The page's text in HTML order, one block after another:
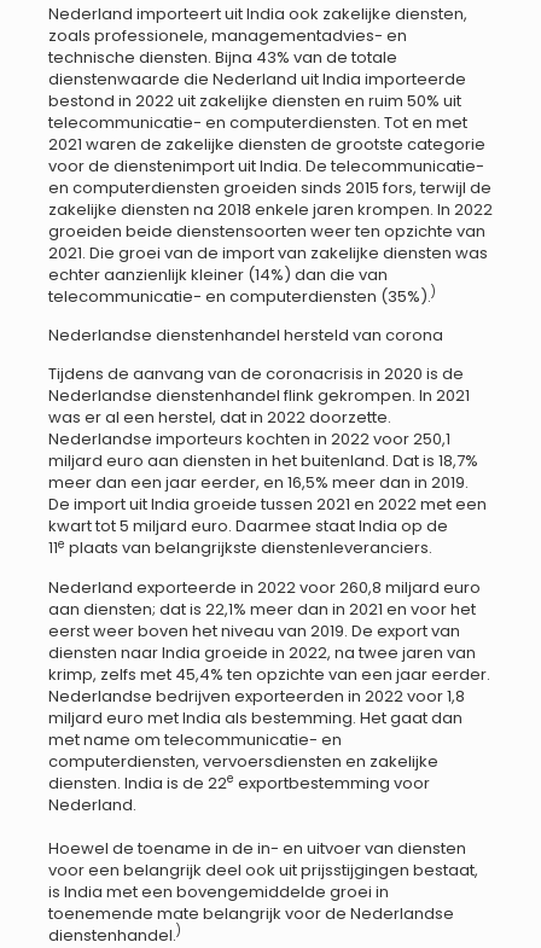
Nederland importeert uit India ook zakelijke diensten,
zoals professionele, managementadvies- en
technische diensten. Bijna 43% van de totale
dienstenwaarde die Nederland uit India importeerde
bestond in 2022 uit zakelijke diensten en ruim 50% uit
telecommunicatie- en computerdiensten. Tot en met
2021 waren de zakelijke diensten de grootste categorie
voor de dienstenimport uit India. De telecommunicatie-
en computerdiensten groeiden sinds 2015 fors, terwijl de
zakelijke diensten na 2018 enkele jaren krompen. In 2022
groeiden beide dienstensoorten weer ten opzichte van
2021. Die groei van de import van zakelijke diensten was
echter aanzienlijk kleiner (14%) dan die van
telecommunicatie- en computerdiensten (35%).)
Nederlandse dienstenhandel hersteld van corona
Tijdens de aanvang van de coronacrisis in 2020 is de
Nederlandse dienstenhandel flink gekrompen. In 2021
was er al een herstel, dat in 2022 doorzette.
Nederlandse importeurs kochten in 2022 voor 250,1
miljard euro aan diensten in het buitenland. Dat is 18,7%
meer dan een jaar eerder, en 16,5% meer dan in 2019.
De import uit India groeide tussen 2021 en 2022 met een
kwart tot 5 miljard euro. Daarmee staat India op de
11e plaats van belangrijkste dienstenleveranciers.
Nederland exporteerde in 2022 voor 260,8 miljard euro
aan diensten; dat is 22,1% meer dan in 2021 en voor het
eerst weer boven het niveau van 2019. De export van
diensten naar India groeide in 2022, na twee jaren van
krimp, zelfs met 45,4% ten opzichte van een jaar eerder.
Nederlandse bedrijven exporteerden in 2022 voor 1,8
miljard euro met India als bestemming. Het gaat dan
met name om telecommunicatie- en
computerdiensten, vervoersdiensten en zakelijke
diensten. India is de 22e exportbestemming voor
Nederland.
Hoewel de toename in de in- en uitvoer van diensten
voor een belangrijk deel ook uit prijsstijgingen bestaat,
is India met een bovengemiddelde groei in
toenemende mate belangrijk voor de Nederlandse
dienstenhandel.)